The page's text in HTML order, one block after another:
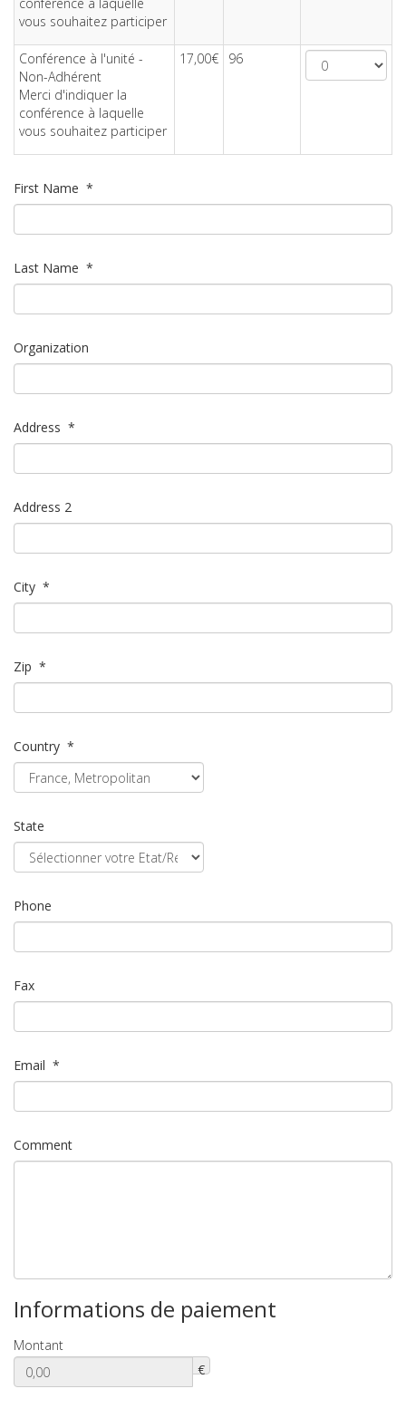
vous souhaitez participer
Conférence à l'unité -
Non-Adhérent
Merci d'indiquer la
conférence à laquelle
vous souhaitez participer
17,00€ 96
First Name *
Last Name *
Organization
Address *
Address 2
City *
Zip *
Country *
State
Phone
Fax
Email *
Comment
Informations de paiement
Montant
€